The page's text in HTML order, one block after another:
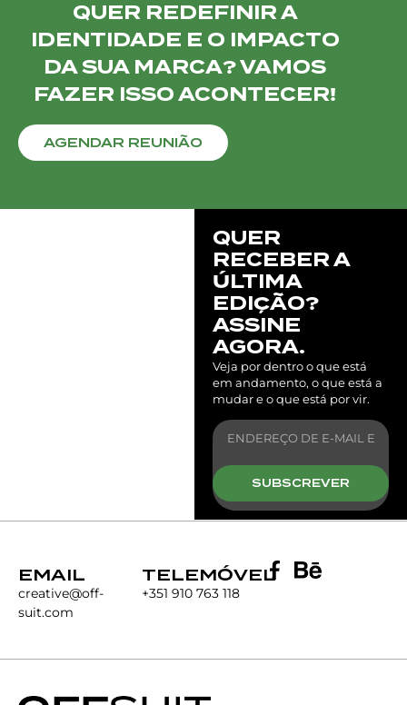
QUER REDEFINIR A
IDENTIDADE E O IMPACTO
DA SUA MARCA? VAMOS
FAZER ISSO ACONTECER!
AGENDAR REUNIÃO
QUER
RECEBER A
ÚLTIMA
EDIÇÃO?
ASSINE
AGORA.
Veja por dentro o que está
em andamento, o que está a
mudar e o que está por vir.
SUBSCREVER
EMAIL
creative@off-
suit.com
TELEMÓVEL
+351 910 763 118